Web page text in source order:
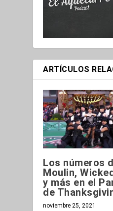
ARTÍCULOS
Los números
Moulin,
y más en el
de
noviembre 25, 2021